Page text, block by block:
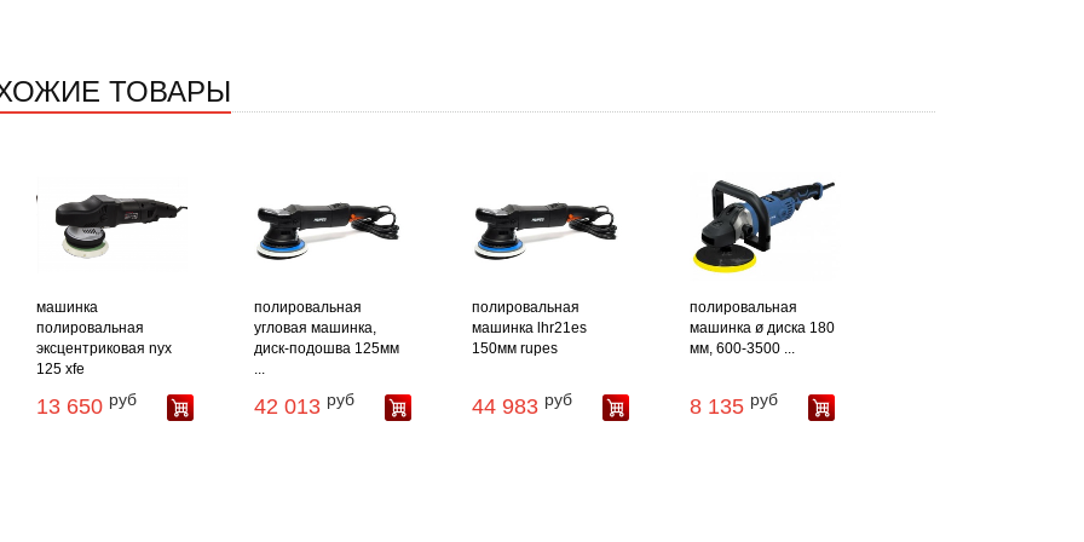
ТОВАРЫ
машинка
полировальная
эксцентриковая nyx
125 xfe
13 650 руб
полировальная
угловая машинка,
диск-подошва 125мм
...
42 013 руб
полировальная
машинка lhr21es
150мм rupes
44 983 руб
полировальная
машинка ø диска 180
мм, 600-3500 ...
8 135 руб